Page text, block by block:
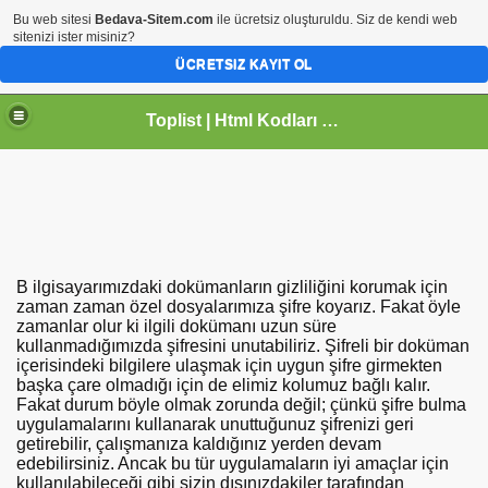
Toplist | Html Kodları | Javascript | Webmaster
B ilgisayarımızdaki dokümanların gizliliğini korumak için
zaman zaman özel dosyalarımıza şifre koyarız. Fakat öyle
zamanlar olur ki ilgili dokümanı uzun süre
kullanmadığımızda şifresini unutabiliriz. Şifreli bir doküman
içerisindeki bilgilere ulaşmak için uygun şifre girmekten
başka çare olmadığı için de elimiz kolumuz bağlı kalır.
Fakat durum böyle olmak zorunda değil; çünkü şifre bulma
uygulamalarını kullanarak unuttuğunuz şifrenizi geri
getirebilir, çalışmanıza kaldığınız yerden devam
edebilirsiniz. Ancak bu tür uygulamaların iyi amaçlar için
kullanılabileceği gibi sizin dışınızdakiler tarafından
Bu web sitesi Bedava-Sitem.com ile ücretsiz oluşturuldu. Siz de kendi web
sitenizi ister misiniz?
ÜCRETSIZ KAYIT OL